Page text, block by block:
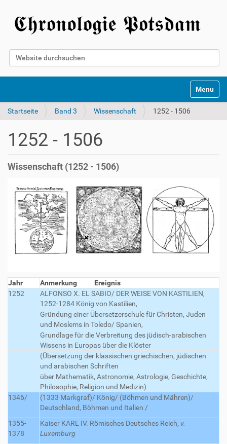
Website durchsuchen
Toggle
Startseite Band 3 Wissenschaft 1252 - 1506
1252 - 1506
Wissenschaft (1252 - 1506)
Jahr Anmerkung
Ereignis
1252
ALFONSO X. EL SABIO/ DER WEISE VON KASTILIEN,
1252-1284 König von Kastilien,
Gründung einer Übersetzerschule für Christen, Juden
und Moslems in Toledo/ Spanien,
Grundlage für die Verbreitung des jüdisch-arabischen
Wissens in Europas über die Klöster
(Übersetzung der klassischen griechischen, jüdischen
und arabischen Schriften
über Mathematik, Astronomie, Astrologie, Geschichte,
Philosophie, Religion und Medizin)
1346/
(1333 Markgraf)/ König/ (Böhmen und Mähren)/
Deutschland, Böhmen und Italien /
1355-
1378
Kaiser KARL IV. Römisches Deutsches Reich, v.
Luxemburg